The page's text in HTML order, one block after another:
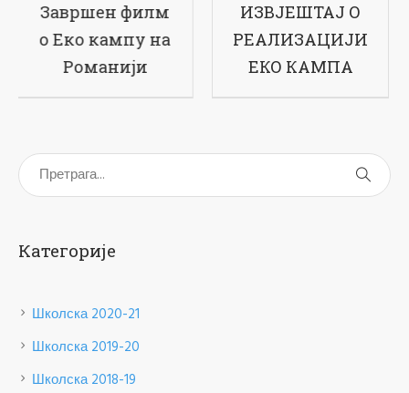
ИЗВЈЕШТАЈ О
РЕАЛИЗАЦИЈИ
ЕКО КАМПА
17-ти рођендан
наше школе
Категорије
Школска 2020-21
Школска 2019-20
Школска 2018-19